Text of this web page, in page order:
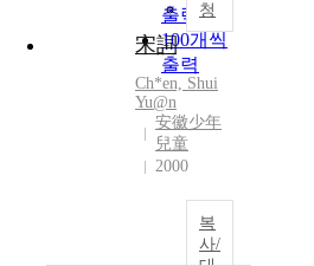
출력
100개씩
출력
청
宋詞
Ch*en, Shui
Yu@n
安徽少年
兒童
2000
복
사/